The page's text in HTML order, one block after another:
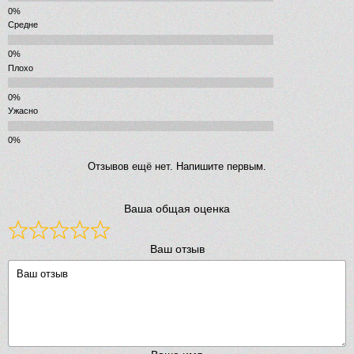
Средне
Плохо
Ужасно
Отзывов ещё нет. Напишите первым.
Ваша общая оценка
Ваш отзыв